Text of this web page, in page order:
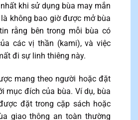
khi sử dụng bùa may mắn
không bao giờ được mở bùa
rằng bên trong mỗi bùa có
các vị thần (kami), và việc
đi sự linh thiêng này.
mang theo người hoặc đặt
mục đích của bùa. Ví dụ, bùa
đặt trong cặp sách hoặc
giao thông an toàn thường